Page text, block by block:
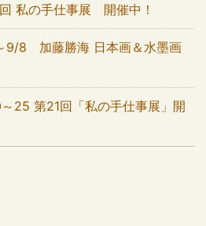
回 私の手仕事展 開催中！
9/8 加藤勝海 日本画＆水墨画
25 第21回「私の手仕事展」開